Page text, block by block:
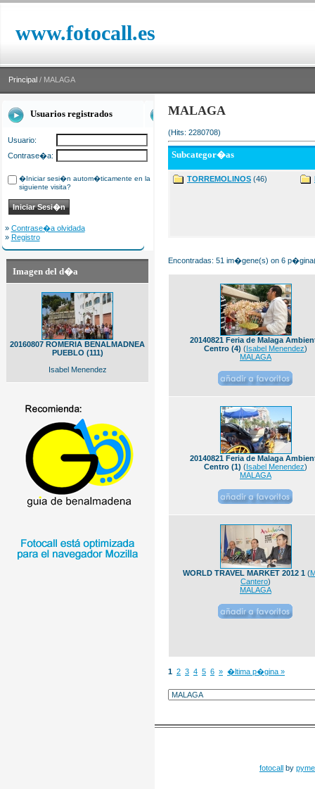
www.fotocall.es
Principal / MALAGA
Usuarios registrados
Usuario:
Contrase�a:
�Iniciar sesi�n autom�ticamente en la
siguiente visita?
» Contrase�a olvidada
» Registro
Imagen del d�a
20160807 ROMERIA BENALMADNEA
PUEBLO (111)
Isabel Menendez
MALAGA
(Hits: 2280708)
Subcategor�as
TORREMOLINOS (46)
Encontradas: 51 im�gene(s) on 6
20140821 Feria de Malaga
Centro (4) (Isabel Menendez)
MALAGA
20140821 Feria de Malaga
Centro (1) (Isabel Menendez)
MALAGA
WORLD TRAVEL MARKET 2012 1(
Cantero)
MALAGA
1 2 3 4 5 6 » �ltima p�gina »
fotocall by